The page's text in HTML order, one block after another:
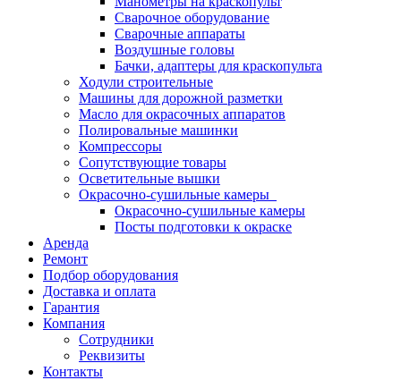
Сварочное оборудование
Сварочные аппараты
Воздушные головы
Бачки, адаптеры для краскопульта
Ходули строительные
Машины для дорожной разметки
Масло для окрасочных аппаратов
Полировальные машинки
Компрессоры
Сопутствующие товары
Осветительные вышки
Окрасочно-сушильные камеры
Окрасочно-сушильные камеры
Посты подготовки к окраске
Аренда
Ремонт
Подбор оборудования
Доставка и оплата
Гарантия
Компания
Сотрудники
Реквизиты
Контакты